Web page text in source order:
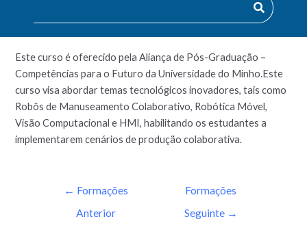
ROBÓTICA COLABORATIVA E FLEXÍVEL
PARA A FÁBRICA DO FUTURO
Este curso é oferecido pela Aliança de Pós-Graduação –
Competências para o Futuro da Universidade do Minho.Este
curso visa abordar temas tecnológicos inovadores, tais como
Robôs de Manuseamento Colaborativo, Robótica Móvel,
Visão Computacional e HMI, habilitando os estudantes a
implementarem cenários de produção colaborativa.
← Formações
Anterior
Formações
Seguinte →